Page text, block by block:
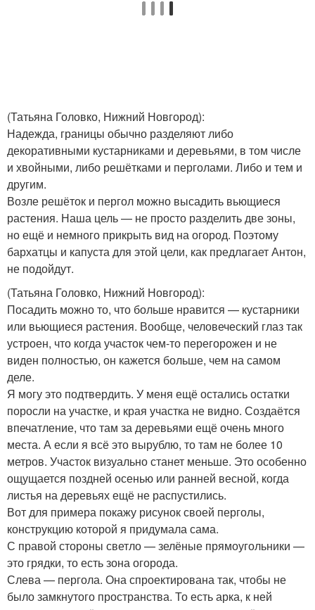
(Татьяна Головко, Нижний Новгород):
Надежда, границы обычно разделяют либо
декоративными кустарниками и деревьями, в том числе
и хвойными, либо решётками и перголами. Либо и тем и
другим.
Возле решёток и пергол можно высадить вьющиеся
растения. Наша цель — не просто разделить две зоны,
но ещё и немного прикрыть вид на огород. Поэтому
бархатцы и капуста для этой цели, как предлагает Антон,
не подойдут.
(Татьяна Головко, Нижний Новгород):
Посадить можно то, что больше нравится — кустарники
или вьющиеся растения. Вообще, человеческий глаз так
устроен, что когда участок чем-то перегорожен и не
виден полностью, он кажется больше, чем на самом
деле.
Я могу это подтвердить. У меня ещё остались остатки
поросли на участке, и края участка не видно. Создаётся
впечатление, что там за деревьями ещё очень много
места. А если я всё это вырублю, то там не более 10
метров. Участок визуально станет меньше. Это особенно
ощущается поздней осенью или ранней весной, когда
листья на деревьях ещё не распустились.
Вот для примера покажу рисунок своей перголы,
конструкцию которой я придумала сама.
С правой стороны светло — зелёные прямоугольники —
это грядки, то есть зона огорода.
Слева — пергола. Она спроектирована так, чтобы не
было замкнутого пространства. То есть арка, к ней